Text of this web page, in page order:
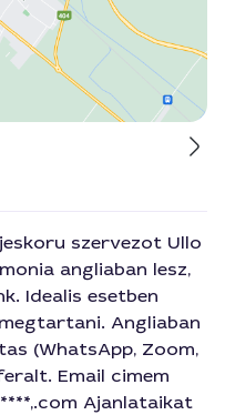
szervezot Ullo
angliaban lesz,
Idealis esetben
Angliaban
(WhatsApp, Zoom,
Email cimem
Ajanlataikat